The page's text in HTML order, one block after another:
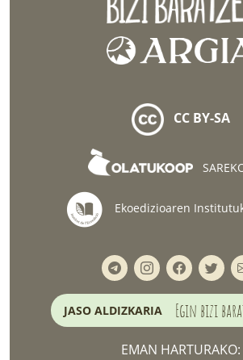
CC BY-SA
Ekoedizioaren
JASO ALDIZKARIA Egin bizi
EMAN HARTURAKO: